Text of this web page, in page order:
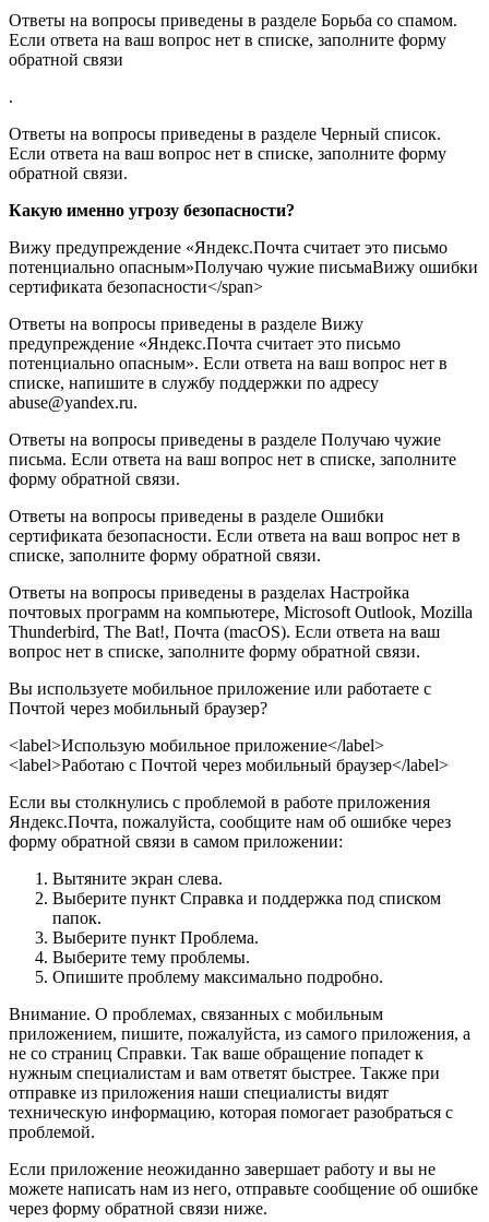
Ответы на вопросы приведены в разделе Борьба со спамом.
Если ответа на ваш вопрос нет в списке, заполните форму
обратной связи
.
Ответы на вопросы приведены в разделе Черный список.
Если ответа на ваш вопрос нет в списке, заполните форму
обратной связи.
Какую именно угрозу безопасности?
Вижу предупреждение «Яндекс.Почта считает это письмо
потенциально опасным»Получаю чужие письмаВижу ошибки
сертификата безопасности</span>
Ответы на вопросы приведены в разделе Вижу
предупреждение «Яндекс.Почта считает это письмо
потенциально опасным». Если ответа на ваш вопрос нет в
списке, напишите в службу поддержки по адресу
abuse@yandex.ru.
Ответы на вопросы приведены в разделе Получаю чужие
письма. Если ответа на ваш вопрос нет в списке, заполните
форму обратной связи.
Ответы на вопросы приведены в разделе Ошибки
сертификата безопасности. Если ответа на ваш вопрос нет в
списке, заполните форму обратной связи.
Ответы на вопросы приведены в разделах Настройка
почтовых программ на компьютере, Microsoft Outlook, Mozilla
Thunderbird, The Bat!, Почта (macOS). Если ответа на ваш
вопрос нет в списке, заполните форму обратной связи.
Вы используете мобильное приложение или работаете с
Почтой через мобильный браузер?
<label>Использую мобильное приложение</label>
<label>Работаю с Почтой через мобильный браузер</label>
Если вы столкнулись с проблемой в работе приложения
Яндекс.Почта, пожалуйста, сообщите нам об ошибке через
форму обратной связи в самом приложении:
Вытяните экран слева.
Выберите пункт Справка и поддержка под списком
папок.
Выберите пункт Проблема.
Выберите тему проблемы.
Опишите проблему максимально подробно.
Внимание. О проблемах, связанных с мобильным
приложением, пишите, пожалуйста, из самого приложения, а
не со страниц Справки. Так ваше обращение попадет к
нужным специалистам и вам ответят быстрее. Также при
отправке из приложения наши специалисты видят
техническую информацию, которая помогает разобраться с
проблемой.
Если приложение неожиданно завершает работу и вы не
можете написать нам из него, отправьте сообщение об ошибке
через форму обратной связи ниже.